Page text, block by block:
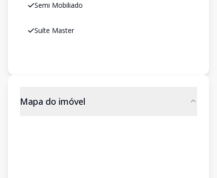
Semi Mobiliado
Suíte Master
Mapa do imóvel